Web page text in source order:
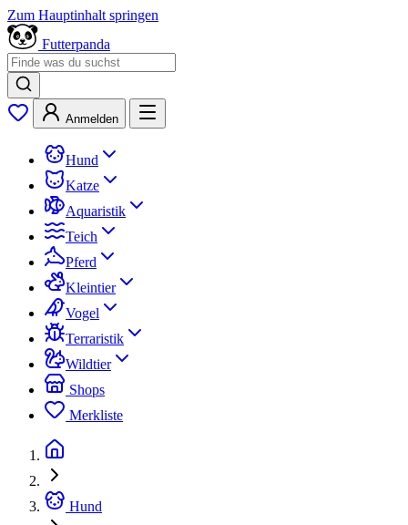
Zum Hauptinhalt springen
Futterpanda
Anmelden
Hund
Katze
Aquaristik
Teich
Pferd
Kleintier
Vogel
Terraristik
Wildtier
Shops
Merkliste
Hund